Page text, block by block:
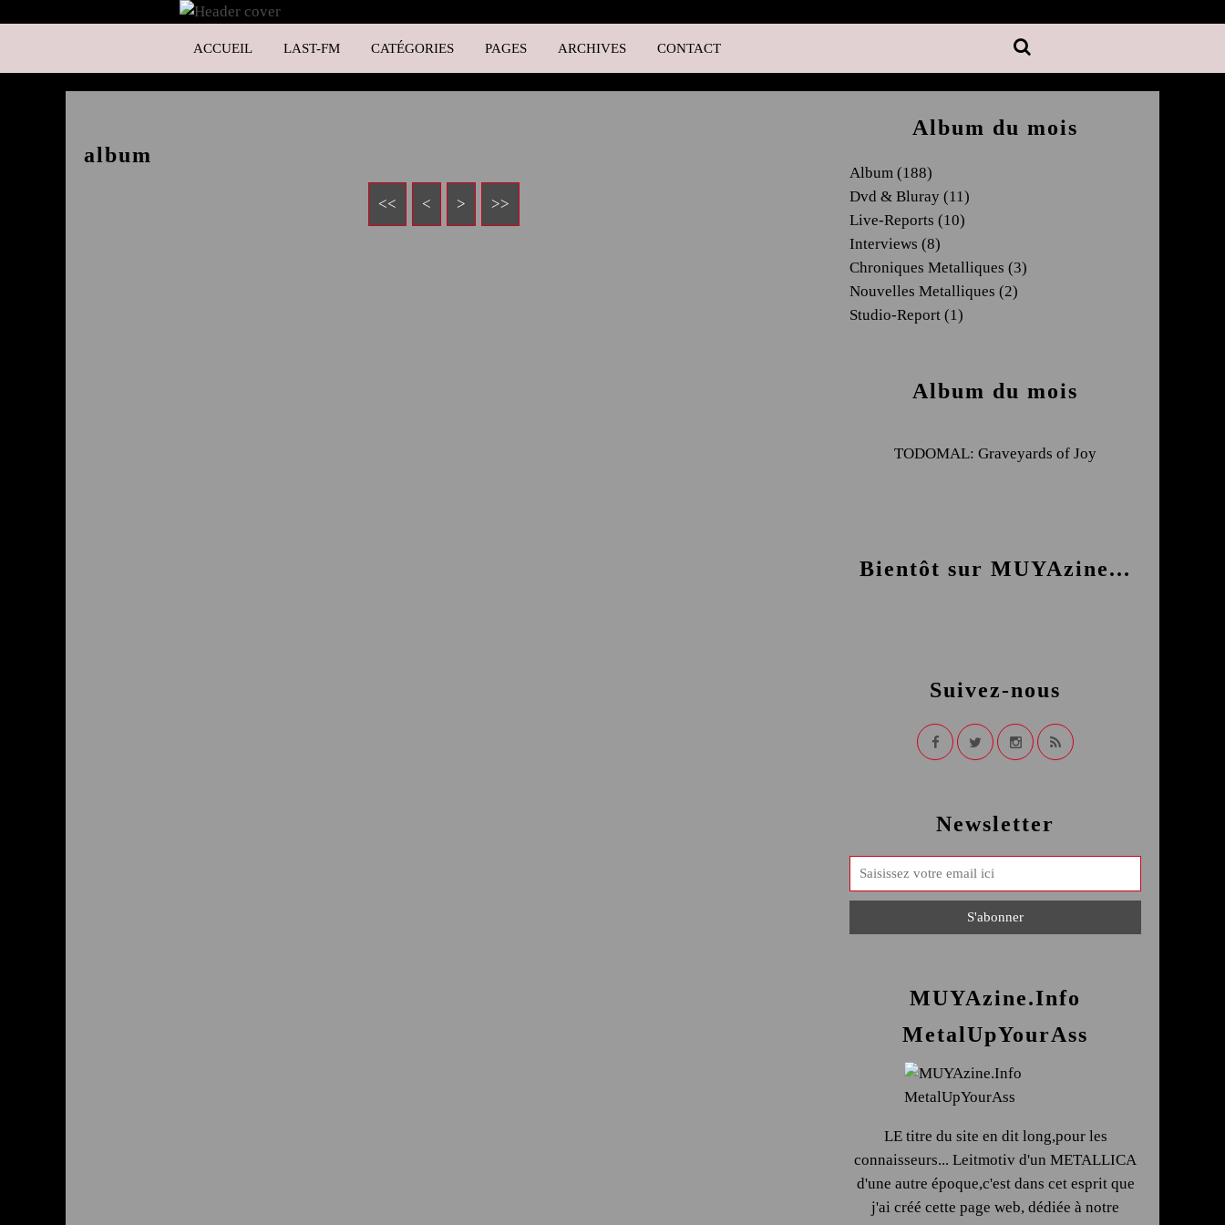
ACCUEIL LAST-FM CATÉGORIES PAGES ARCHIVES CONTACT
album
<< < 10
20
> >>
Newsletter
Album du mois
Album (188)
Dvd & Bluray (11)
Live-Reports (10)
Interviews (8)
Chroniques Metalliques (3)
Nouvelles Metalliques (2)
Studio-Report (1)
MUYAzine.Info
MetalUpYourAss
LE titre du site en dit long,pour les
connaisseurs... Leitmotiv d'un METALLICA
d'une autre époque,c'est dans cet esprit que
j'ai créé cette page web, dédiée à notre
Suivez-nous
Album du mois
TODOMAL: Graveyards of Joy
Bientôt sur MUYAzine...